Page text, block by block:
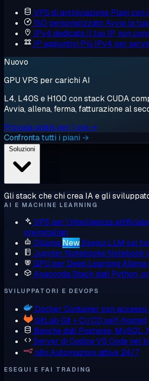
VPS di archiviazione Piani con
ISO personalizzato Avvia la
IPv4 dedicato Il tuo IP, non
IP aggiuntivi Più IPv4 per
Nuovo
GPU VPS per carichi AI
L4, L40S e H100 con stack CUDA
Avvia, allena, ferma, fatturazione al
Provala gratis per 1 ora →
Confronta tutti i piani →
Gli stack che chi crea IA e gli
AI E MACHINE LEARNING
VPS per l'intelligenza artificiale
preinstallati
Ollama New Esegui LLM sul
Jupyter Notebooks Notebook
GPU per Deep Learning Allena
AnacondaStack dati Python,
SVILUPPATORI E DEVOPS
Docker Container con
GitLab Git + CI/CD self-hosted
Banche dati Postgres, MySQL,
Server di CodiceVS Code nel
n8n Automazioni attive 24/7
ESEGUI E FAI TRADING